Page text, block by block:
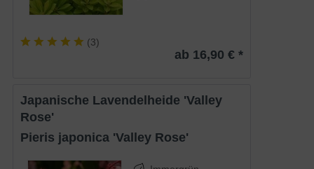
(3)
ab 16,90 € *
Japanische Lavendelheide 'Valley
Rose'
Pieris japonica 'Valley Rose'